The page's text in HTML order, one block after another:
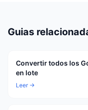
Guias
Convertir todos los
en lote
Leer →